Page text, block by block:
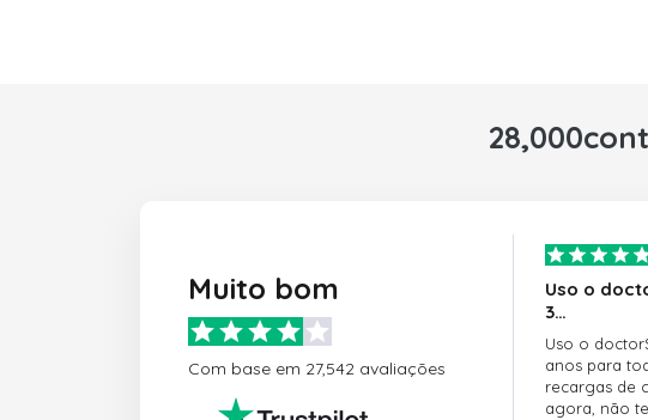
Muito bom
Com base em 27,542 avaliações
Uso o
3…
Uso o
anos para
recargas de
agora, não